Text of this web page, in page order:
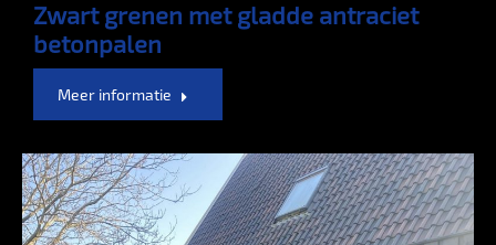
Zwart grenen met gladde antraciet
betonpalen
Meer informatie